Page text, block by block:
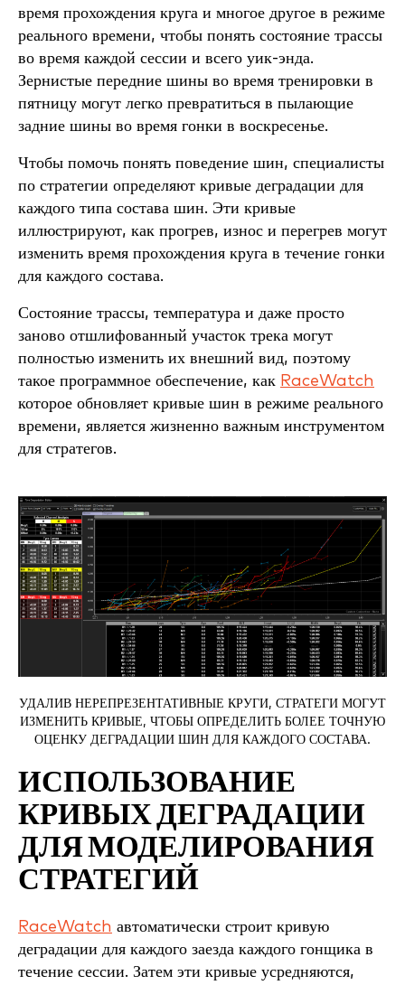
время прохождения круга и многое другое в режиме
реального времени, чтобы понять состояние трассы
во время каждой сессии и всего уик-энда.
Зернистые передние шины во время тренировки в
пятницу могут легко превратиться в пылающие
задние шины во время гонки в воскресенье.
Чтобы помочь понять поведение шин, специалисты
по стратегии определяют кривые деградации для
каждого типа состава шин. Эти кривые
иллюстрируют, как прогрев, износ и перегрев могут
изменить время прохождения круга в течение гонки
для каждого состава.
Состояние трассы, температура и даже просто
заново отшлифованный участок трека могут
полностью изменить их внешний вид, поэтому
такое программное обеспечение, как RaceWatch
которое обновляет кривые шин в режиме реального
времени, является жизненно важным инструментом
для стратегов.
УДАЛИВ НЕРЕПРЕЗЕНТАТИВНЫЕ КРУГИ, СТРАТЕГИ МОГУТ
ИЗМЕНИТЬ КРИВЫЕ, ЧТОБЫ ОПРЕДЕЛИТЬ БОЛЕЕ ТОЧНУЮ
ОЦЕНКУ ДЕГРАДАЦИИ ШИН ДЛЯ КАЖДОГО СОСТАВА.
ИСПОЛЬЗОВАНИЕ
КРИВЫХ ДЕГРАДАЦИИ
ДЛЯ МОДЕЛИРОВАНИЯ
СТРАТЕГИЙ
RaceWatch автоматически строит кривую
деградации для каждого заезда каждого гонщика в
течение сессии. Затем эти кривые усредняются,